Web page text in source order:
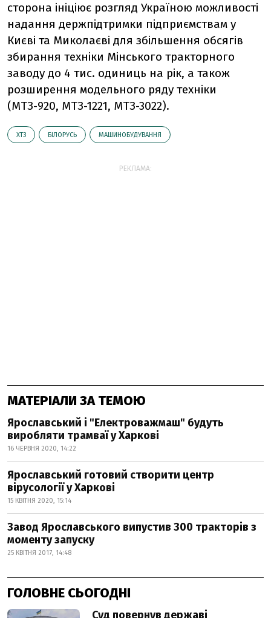
сторона ініціює розгляд Україною можливості
надання держпідтримки підприємствам у
Києві та Миколаєві для збільшення обсягів
збирання техніки Мінського тракторного
заводу до 4 тис. одиниць на рік, а також
розширення модельного ряду техніки
(МТЗ-920, МТЗ-1221, МТЗ-3022).
ХТЗ БІЛОРУСЬ МАШИНОБУДУВАННЯ
РЕКЛАМА:
МАТЕРІАЛИ ЗА ТЕМОЮ
Ярославський і "Електроважмаш" будуть
виробляти трамваї у Харкові
16 ЧЕРВНЯ 2020, 14:22
Ярославський готовий створити центр
вірусології у Харкові
15 КВІТНЯ 2020, 15:14
Завод Ярославського випустив 300 тракторів з
моменту запуску
25 КВІТНЯ 2017, 14:48
ГОЛОВНЕ СЬОГОДНІ
Суд повернув державі